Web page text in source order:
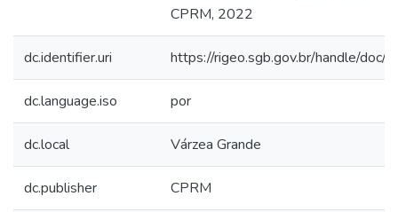
CPRM, 2022
dc.identifier.uri https://rigeo.sgb.gov.br/handle/doc/
dc.language.iso por
dc.local Várzea Grande
dc.publisher CPRM